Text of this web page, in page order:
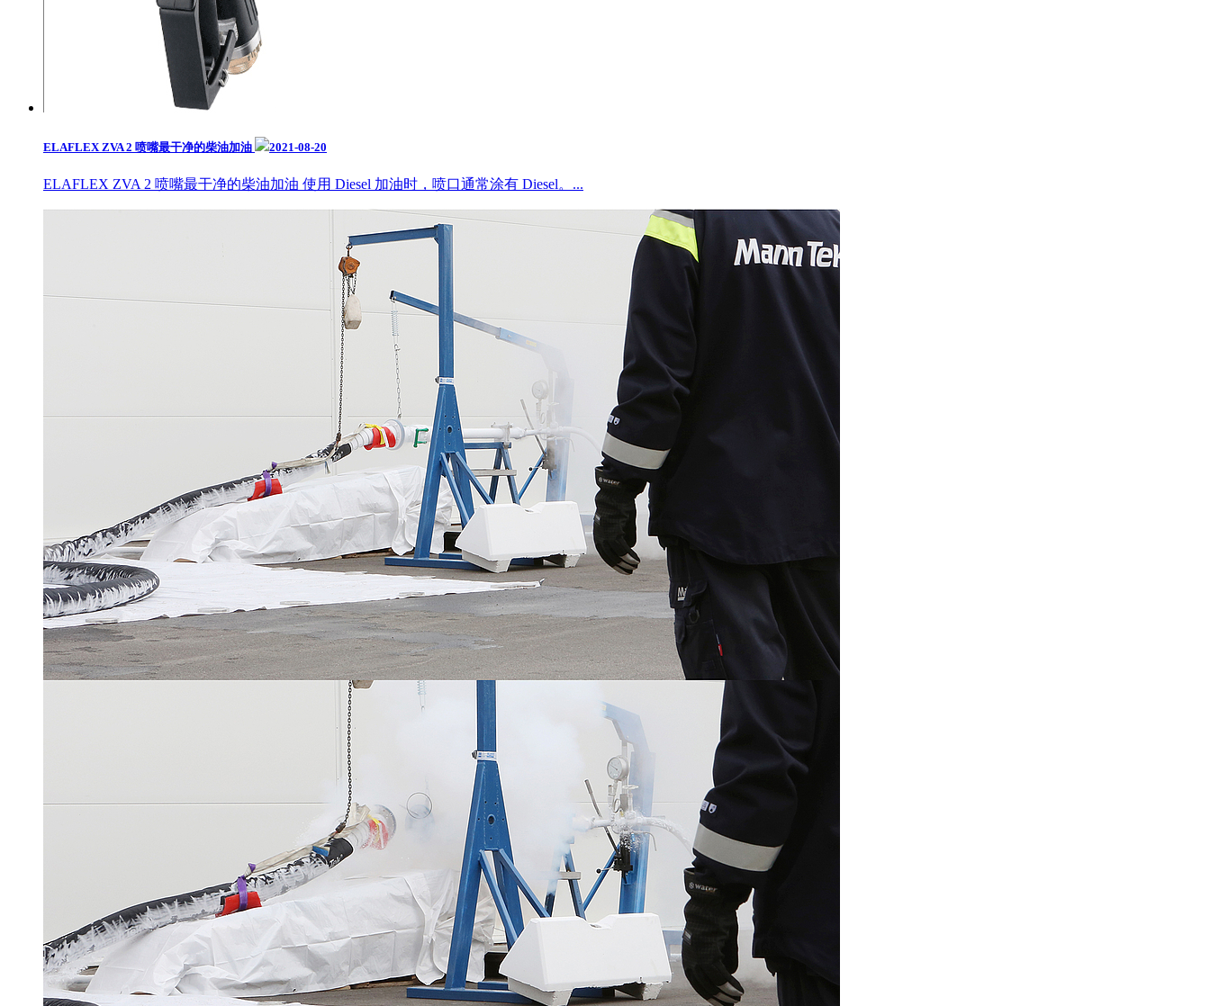
ELAFLEX ZVA 2 喷嘴最干净的柴油加油 2021-08-20
ELAFLEX ZVA 2 喷嘴最干净的柴油加油 使用 Diesel 加油时，喷口通常涂有 Diesel。...